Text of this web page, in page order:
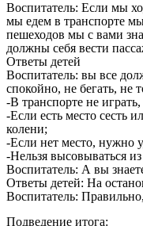
Воспитатель: Если мы
мы едем в транспорте
пешеходов мы с вами
должны себя вести
Ответы детей
Воспитатель: вы все
спокойно, не бегать, не
-В транспорте не
-Если есть место сесть
колени;
-Если нет место, нужно
-Нельзя высовываться
Воспитатель: А вы
Ответы детей: На
Воспитатель:
Подведение итога: